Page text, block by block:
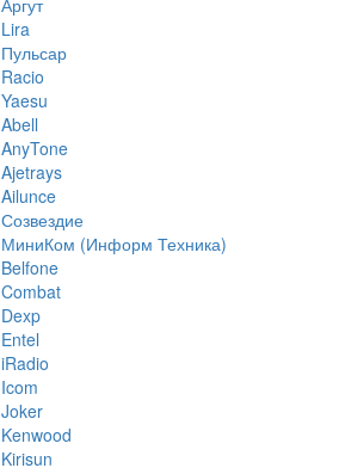
Lira
Пульсар
Racio
Yaesu
Abell
AnyTone
Ajetrays
Ailunce
Созвездие
МиниКом (Информ Техника)
Belfone
Combat
Dexp
Entel
iRadio
Icom
Joker
Kenwood
Kirisun